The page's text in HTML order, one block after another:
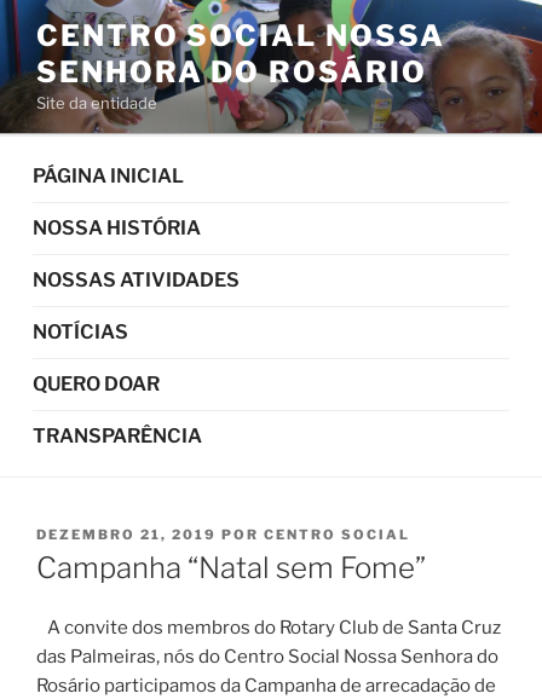
Pular
para
conteúdo
CENTRO SOCIAL NOSSA
SENHORA DO ROSÁRIO
Site da entidade
PÁGINA INICIAL
NOSSA HISTÓRIA
NOSSAS ATIVIDADES
NOTÍCIAS
QUERO DOAR
TRANSPARÊNCIA
PUBLICADO
EM
DEZEMBRO 21, 2019 POR CENTRO SOCIAL
Campanha “Natal sem Fome”
A convite dos membros do Rotary Club de Santa Cruz
das Palmeiras, nós do Centro Social Nossa Senhora do
Rosário participamos da Campanha de arrecadação de